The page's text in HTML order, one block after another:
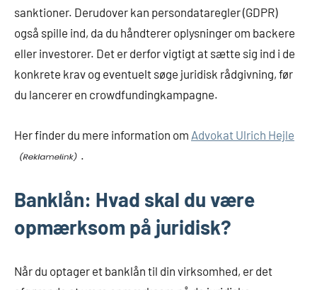
sanktioner. Derudover kan persondataregler (GDPR)
også spille ind, da du håndterer oplysninger om backere
eller investorer. Det er derfor vigtigt at sætte sig ind i de
konkrete krav og eventuelt søge juridisk rådgivning, før
du lancerer en crowdfundingkampagne.
Her finder du mere information om Advokat Ulrich Hejle
.
Banklån: Hvad skal du være
opmærksom på juridisk?
Når du optager et banklån til din virksomhed, er det